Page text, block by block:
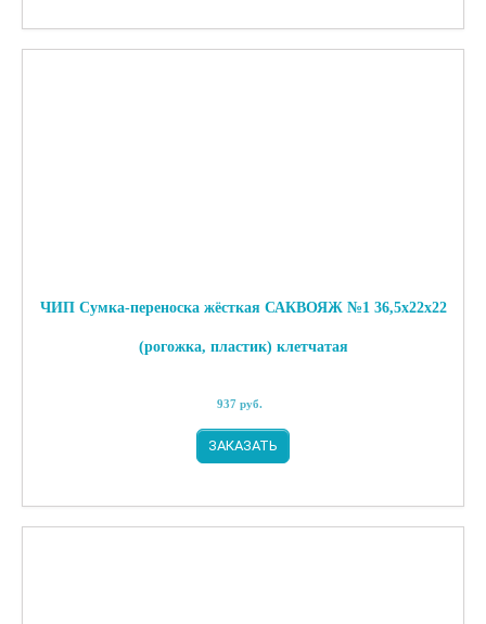
ЧИП Сумка-переноска жёсткая САКВОЯЖ №1 36,5х22х22
(рогожка, пластик) клетчатая
937 руб.
ЗАКАЗАТЬ